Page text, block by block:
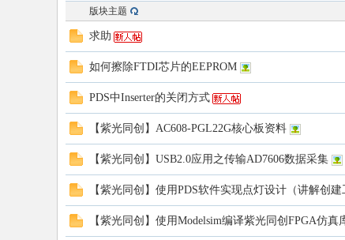
恒
版块主题
求助
如何擦除FTDI芯片的EEPROM
PDS中Inserter的关闭方式
【紫光同创】AC608-PGL22G核心板资料
【紫光同创】USB2.0应用之传输AD7606数据采集
【紫光同创】使用PDS软件实现点灯设计（讲解创建
【紫光同创】使用Modelsim编译紫光同创FPGA仿真